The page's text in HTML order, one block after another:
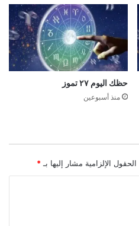
حظك اليوم ٢٧ تموز
منذ أسبوعين
الحقول الإلزامية مشار إليها بـ *